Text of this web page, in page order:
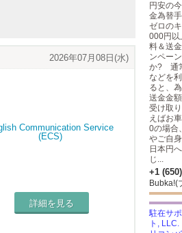
2026年07月08日(水)
詳細を見る
円安の
金為替
ゼロの
000円以
料＆送
ンペー
か? 通
などを
ると、
送金金
受け取
えばお
0の場合
やご自
日本円
じ...
+1
Bubka!(